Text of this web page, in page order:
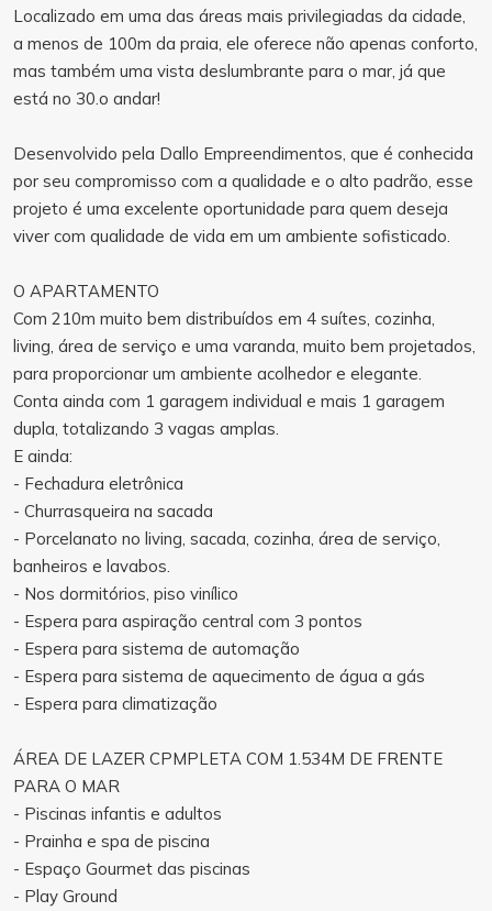
Localizado em uma das áreas mais privilegiadas da cidade,
a menos de 100m da praia, ele oferece não apenas conforto,
mas também uma vista deslumbrante para o mar, já que
está no 30.o andar!
Desenvolvido pela Dallo Empreendimentos, que é conhecida
por seu compromisso com a qualidade e o alto padrão, esse
projeto é uma excelente oportunidade para quem deseja
viver com qualidade de vida em um ambiente sofisticado.
O APARTAMENTO
Com 210m muito bem distribuídos em 4 suítes, cozinha,
living, área de serviço e uma varanda, muito bem projetados,
para proporcionar um ambiente acolhedor e elegante.
Conta ainda com 1 garagem individual e mais 1 garagem
dupla, totalizando 3 vagas amplas.
E ainda:
- Fechadura eletrônica
- Churrasqueira na sacada
- Porcelanato no living, sacada, cozinha, área de serviço,
banheiros e lavabos.
- Nos dormitórios, piso vinílico
- Espera para aspiração central com 3 pontos
- Espera para sistema de automação
- Espera para sistema de aquecimento de água a gás
- Espera para climatização
ÁREA DE LAZER CPMPLETA COM 1.534M DE FRENTE
PARA O MAR
- Piscinas infantis e adultos
- Prainha e spa de piscina
- Espaço Gourmet das piscinas
- Play Ground